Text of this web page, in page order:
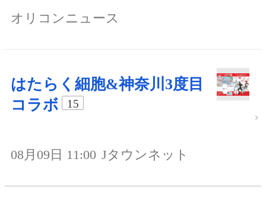
オリコンニュース
はたらく細胞&神奈川3度目
コラボ
15
08月09日 11:00 Jタウンネット